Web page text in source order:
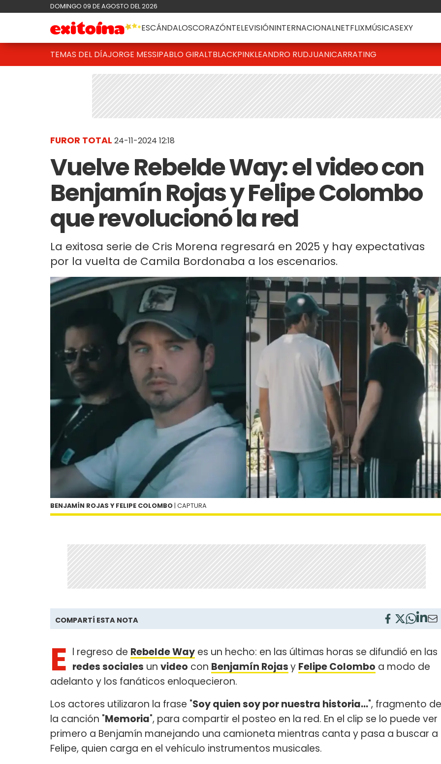
DOMINGO 09 DE AGOSTO DEL 2026
ESCÁNDALOSCORAZÓNTELEVISIÓNINTERNACIONALNETFLIXMÚSICASEXY
TEMAS DEL DÍAJORGE MESSIPABLO GIRALTBLACKPINKLEANDRO RUDJUANICARRATING
FUROR TOTAL 24-11-2024 12:18
Vuelve Rebelde Way: el video con
Benjamín Rojas y Felipe Colombo
que revolucionó la red
La exitosa serie de Cris Morena regresará en 2025 y hay expectativas
por la vuelta de Camila Bordonaba a los escenarios.
BENJAMÍN ROJAS Y FELIPE COLOMBO | CAPTURA
COMPARTÍ ESTA NOTA
E l regreso de Rebelde Way es un hecho: en las últimas horas se difundió en las
redes sociales un video con Benjamín Rojasy Felipe Colombo a modo de
adelanto y los fanáticos enloquecieron.
Los actores utilizaron la frase "Soy quien soy por nuestra historia…", fragmento de
la canción "Memoria", para compartir el posteo en la red. En el clip se lo puede ver
primero a Benjamín manejando una camioneta mientras canta y pasa a buscar a
Felipe, quien carga en el vehículo instrumentos musicales.